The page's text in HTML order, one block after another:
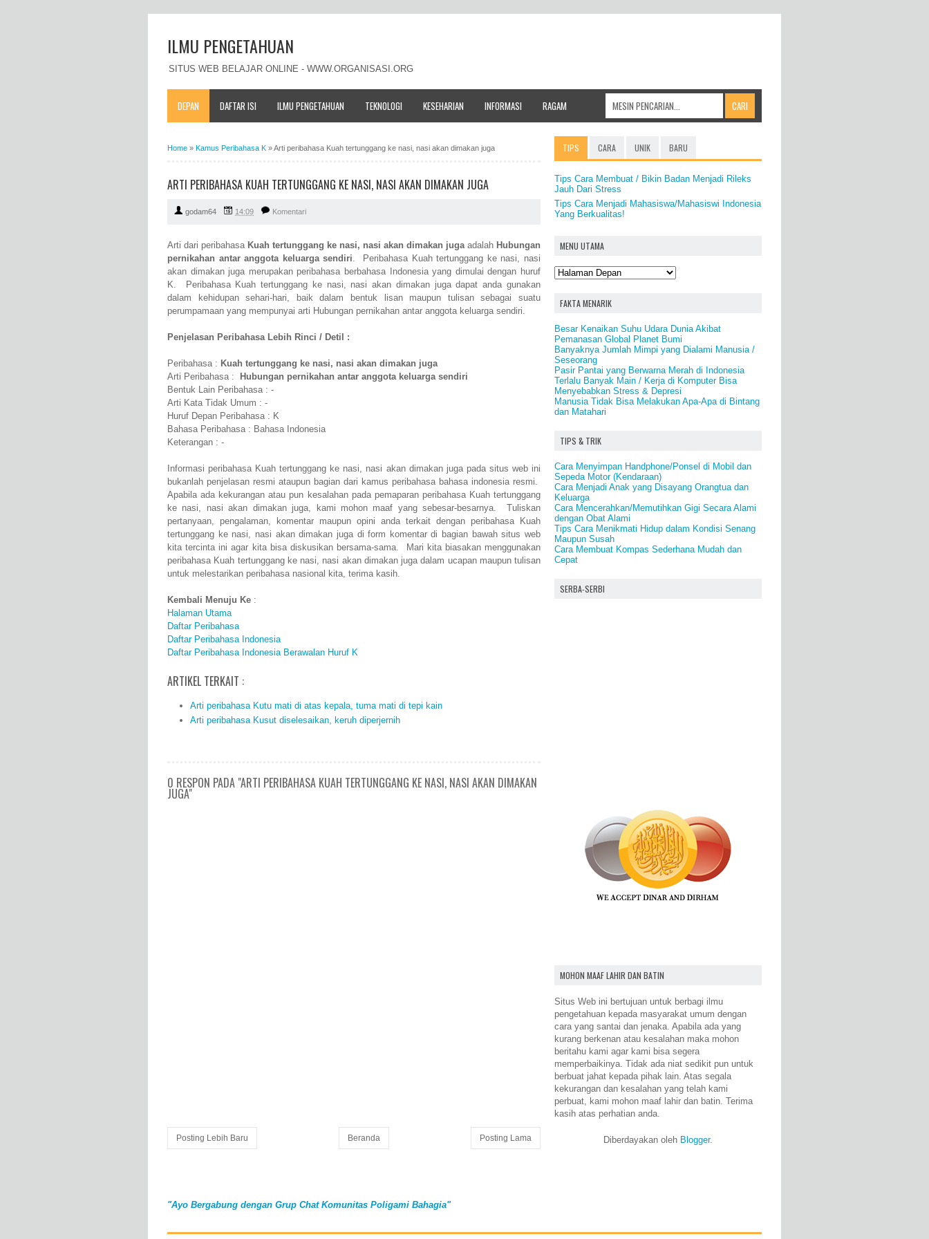
ILMU PENGETAHUAN
SITUS WEB BELAJAR ONLINE - WWW.ORGANISASI.ORG
DEPAN DAFTAR ISI ILMU PENGETAHUAN TEKNOLOGI KESEHARIAN INFORMASI RAGAM
Home » Kamus Peribahasa K »Arti peribahasa Kuah tertunggang ke nasi, nasi akan dimakan juga
ARTI PERIBAHASA KUAH TERTUNGGANG KE NASI, NASI AKAN DIMAKAN JUGA
godam64 14:09 Komentari
Arti dari peribahasa Kuah tertunggang ke nasi, nasi akan dimakan jugaadalah Hubungan
pernikahan antar anggota keluarga sendiri. Peribahasa Kuah tertunggang ke nasi, nasi
akan dimakan juga merupakan peribahasa berbahasa Indonesia yang dimulai dengan huruf
K. Peribahasa Kuah tertunggang ke nasi, nasi akan dimakan juga dapat anda gunakan
dalam kehidupan sehari-hari, baik dalam bentuk lisan maupun tulisan sebagai suatu
perumpamaan yang mempunyai arti Hubungan pernikahan antar anggota keluarga sendiri.
Penjelasan Peribahasa Lebih Rinci / Detil :
Peribahasa : Kuah tertunggang ke nasi, nasi akan dimakan juga
Arti Peribahasa :
Hubungan pernikahan antar anggota keluarga sendiri
Bentuk Lain Peribahasa : -
Arti Kata Tidak Umum : -
Huruf Depan Peribahasa : K
Bahasa Peribahasa : Bahasa Indonesia
Keterangan : -
Informasi peribahasa Kuah tertunggang ke nasi, nasi akan dimakan juga pada situs web ini
bukanlah penjelasan resmi ataupun bagian dari kamus peribahasa bahasa indonesia resmi.
Apabila ada kekurangan atau pun kesalahan pada pemaparan peribahasa Kuah tertunggang
ke nasi, nasi akan dimakan juga, kami mohon maaf yang sebesar-besarnya. Tuliskan
pertanyaan, pengalaman, komentar maupun opini anda terkait dengan peribahasa Kuah
tertunggang ke nasi, nasi akan dimakan juga di form komentar di bagian bawah situs web
kita tercinta ini agar kita bisa diskusikan bersama-sama. Mari kita biasakan menggunakan
peribahasa Kuah tertunggang ke nasi, nasi akan dimakan juga dalam ucapan maupun tulisan
untuk melestarikan peribahasa nasional kita, terima kasih.
Kembali Menuju Ke :
Halaman Utama
Daftar Peribahasa
Daftar Peribahasa Indonesia
Daftar Peribahasa Indonesia Berawalan Huruf K
ARTIKEL TERKAIT :
Arti peribahasa Kutu mati di atas kepala, tuma mati di tepi kain
Arti peribahasa Kusut diselesaikan, keruh diperjernih
0 RESPON PADA "ARTI PERIBAHASA KUAH TERTUNGGANG KE NASI, NASI AKAN DIMAKAN
JUGA"
Posting Lebih Baru Posting Lama
Beranda
"Ayo Bergabung dengan Grup Chat Komunitas Poligami Bahagia"
TIPS CARA UNIK BARU
Tips Cara Membuat / Bikin Badan Menjadi Rileks
Jauh Dari Stress
Tips Cara Menjadi Mahasiswa/Mahasiswi Indonesia
Yang Berkualitas!
MENU UTAMA
FAKTA MENARIK
Besar Kenaikan Suhu Udara Dunia Akibat
Pemanasan Global Planet Bumi
Banyaknya Jumlah Mimpi yang Dialami Manusia /
Seseorang
Pasir Pantai yang Berwarna Merah di Indonesia
Terlalu Banyak Main / Kerja di Komputer Bisa
Menyebabkan Stress & Depresi
Manusia Tidak Bisa Melakukan Apa-Apa di Bintang
dan Matahari
TIPS & TRIK
Cara Menyimpan Handphone/Ponsel di Mobil dan
Sepeda Motor (Kendaraan)
Cara Menjadi Anak yang Disayang Orangtua dan
Keluarga
Cara Mencerahkan/Memutihkan Gigi Secara Alami
dengan Obat Alami
Tips Cara Menikmati Hidup dalam Kondisi Senang
Maupun Susah
Cara Membuat Kompas Sederhana Mudah dan
Cepat
SERBA-SERBI
MOHON MAAF LAHIR DAN BATIN
Situs Web ini bertujuan untuk berbagi ilmu
pengetahuan kepada masyarakat umum dengan
cara yang santai dan jenaka. Apabila ada yang
kurang berkenan atau kesalahan maka mohon
beritahu kami agar kami bisa segera
memperbaikinya. Tidak ada niat sedikit pun untuk
berbuat jahat kepada pihak lain. Atas segala
kekurangan dan kesalahan yang telah kami
perbuat, kami mohon maaf lahir dan batin. Terima
kasih atas perhatian anda.
Diberdayakan oleh Blogger.